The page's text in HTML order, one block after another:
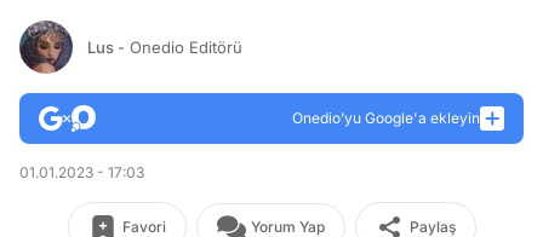
Lus - Onedio Editörü
Onedio’yu Google'a ekleyin
01.01.2023 - 17:03
Favori Yorum Yap Paylaş